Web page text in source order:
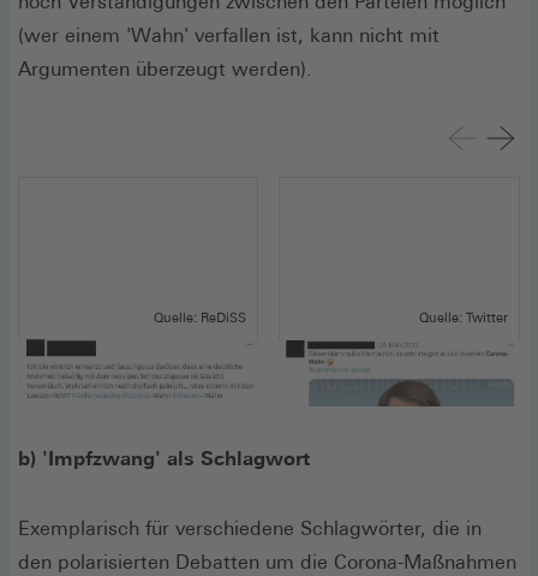
(wer einem 'Wahn' verfallen ist, kann nicht mit
Argumenten überzeugt werden).
Quelle: ReDiSS
Screenshot 1: Corona
Quelle: Twitter
Screenshot 2: Corona
b) 'Impfzwang' als Schlagwort
Exemplarisch für verschiedene Schlagwörter, die in
den polarisierten Debatten um die Corona-Maßnahmen